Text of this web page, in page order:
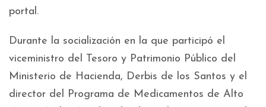
portal.
Durante la socialización en la que participó el
viceministro del Tesoro y Patrimonio Público del
Ministerio de Hacienda, Derbis de los Santos y el
director del Programa de Medicamentos de Alto